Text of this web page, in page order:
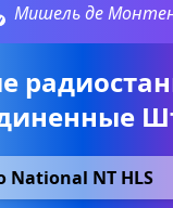
Мишель де
National NT HLS